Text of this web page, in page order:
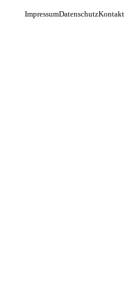
ImpressumDatenschutzKontakt